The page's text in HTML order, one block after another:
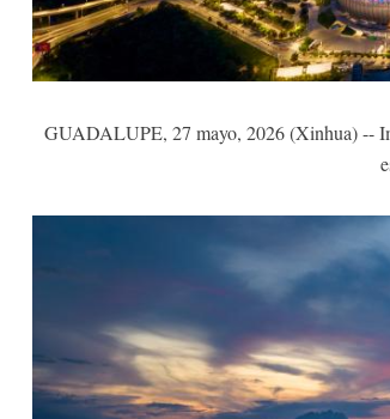
GUADALUPE, 27 mayo, 2026 (Xinhua) --